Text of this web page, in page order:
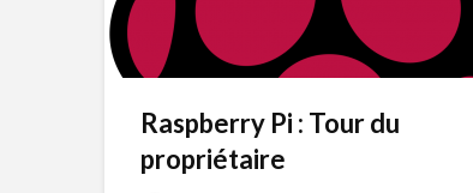
Raspberry Pi : Tour du
propriétaire